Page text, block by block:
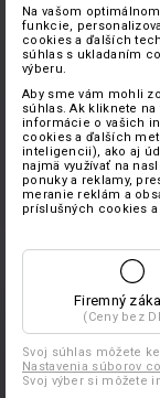
Na vašom
funkcie,
cookies a ďalších
súhlas s ukladaním
výberu.
Aby sme vám mohli
súhlas. Ak kliknete
informácie o vašich
cookies a ďalších
inteligencii), ako aj
najmä využívať na
ponuky a reklamy,
meranie reklám a
príslušných cookies
Firemný
(Ceny bez
Svoj súhlas môžete
Nastavenia súborov
Svoj výber si môžete